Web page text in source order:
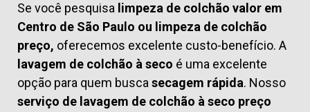
Se você pesquisa limpeza de colchão valor em
Centro de São Paulo ou limpeza de colchão
preço, oferecemos excelente custo-benefício. A
lavagem de colchão à seco é uma excelente
opção para quem busca secagem rápida. Nosso
serviço de lavagem de colchão à seco preço